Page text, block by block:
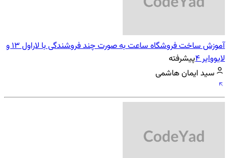
آموزش ساخت فروشگاه ساعت به صورت چند فروشندگی با لاراول 13 و
لایووایر 4 پیشرفته
سید ایمان هاشمی